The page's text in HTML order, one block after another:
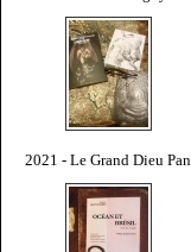
2021 - Le Grand Dieu Pan